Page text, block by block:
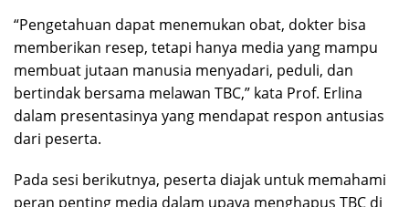
“Pengetahuan dapat menemukan obat, dokter bisa
memberikan resep, tetapi hanya media yang mampu
membuat jutaan manusia menyadari, peduli, dan
bertindak bersama melawan TBC,” kata Prof. Erlina
dalam presentasinya yang mendapat respon antusias
dari peserta.
Pada sesi berikutnya, peserta diajak untuk memahami
peran penting media dalam upaya menghapus TBC di